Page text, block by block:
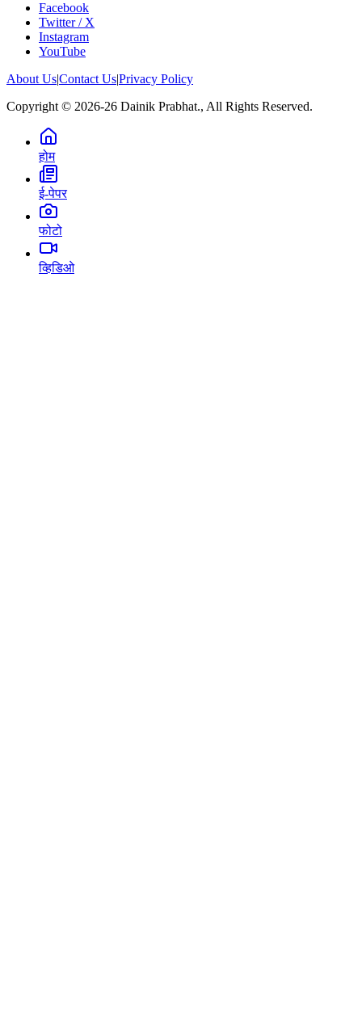
Facebook
Twitter / X
Instagram
YouTube
About Us|Contact Us|Privacy Policy
Copyright © 2026-26 Dainik Prabhat., All Rights Reserved.
होम
ई-पेपर
फोटो
व्हिडिओ